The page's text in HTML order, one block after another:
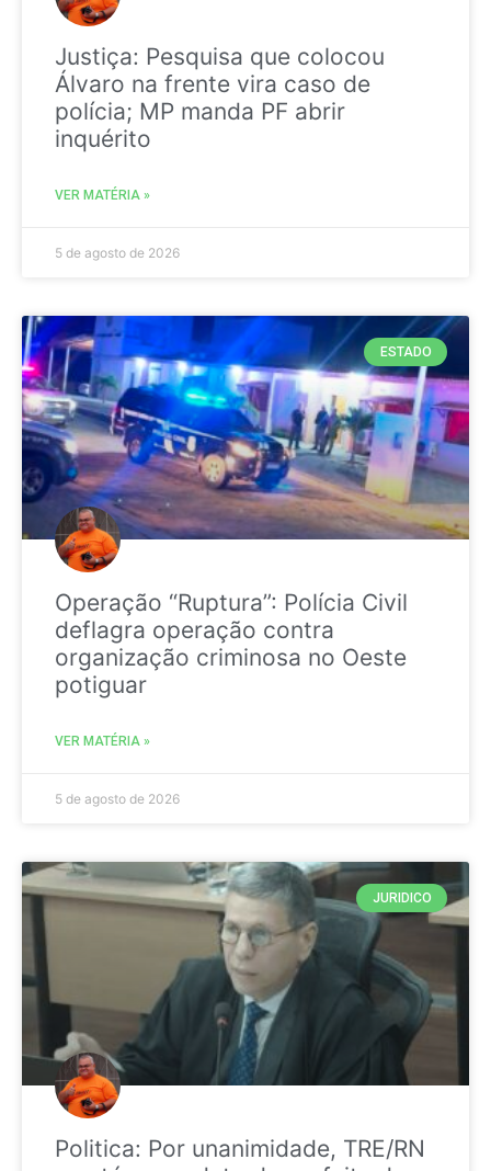
Justiça: Pesquisa que colocou
Álvaro na frente vira caso de
polícia; MP manda PF abrir
inquérito
VER MATÉRIA »
5 de agosto de 2026
ESTADO
Operação “Ruptura”: Polícia Civil
deflagra operação contra
organização criminosa no Oeste
potiguar
VER MATÉRIA »
5 de agosto de 2026
JURIDICO
Politica: Por unanimidade, TRE/RN